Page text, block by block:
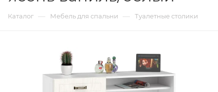
Каталог — Мебель для спальни — Туалетные столики